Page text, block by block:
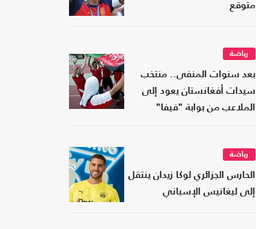
متوقع
رياضة
بعد سنوات المنفى.. منتخب
سيدات أفغانستان يعود إلى
الملاعب من بوابة "فيفا"
رياضة
الحارس الجزائري لوكا زيدان ينتقل
إلى ليغانيس الإسباني